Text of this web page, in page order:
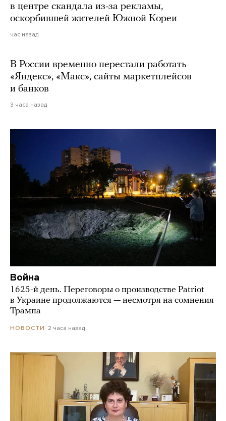
в центре скандала из-за рекламы,
оскорбившей жителей Южной Кореи
час назад
В России временно перестали работать
«Яндекс», «Макс», сайты маркетплейсов
и банков
3 часа назад
Война
1625-й день. Переговоры о производстве Patriot
в Украине продолжаются — несмотря на сомнения
Трампа
НОВОСТИ 2 часа назад